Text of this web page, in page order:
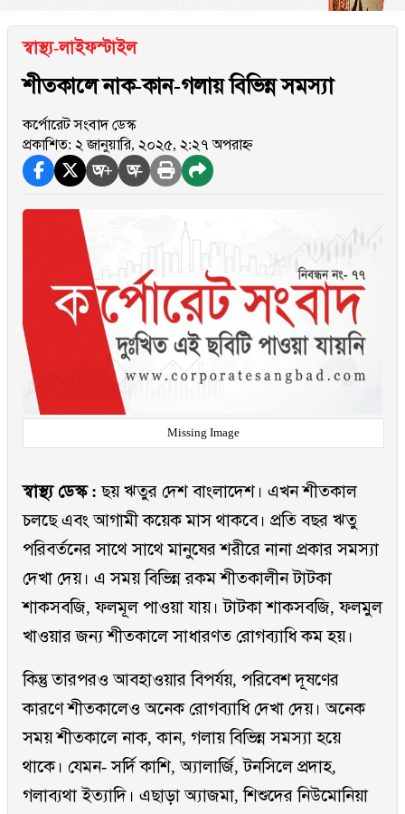
স্বাস্থ্য-লাইফস্টাইল
শীতকালে নাক-কান-গলায় বিভিন্ন সমস্যা
কর্পোরেট সংবাদ ডেস্ক
প্রকাশিত: ২ জানুয়ারি, ২০২৫, ২:২৭ অপরাহ্ন
অ+ অ-
Missing Image
স্বাস্থ্য ডেস্ক :ছয় ঋতুর দেশ বাংলাদেশ। এখন শীতকাল
চলছে এবং আগামী কয়েক মাস থাকবে। প্রতি বছর ঋতু
পরিবর্তনের সাথে সাথে মানুষের শরীরে নানা প্রকার সমস্যা
দেখা দেয়। এ সময় বিভিন্ন রকম শীতকালীন টাটকা
শাকসবজি, ফলমূল পাওয়া যায়। টাটকা শাকসবজি, ফলমুল
খাওয়ার জন্য শীতকালে সাধারণত রোগব্যাধি কম হয়।
কিন্তু তারপরও আবহাওয়ার বিপর্যয়, পরিবেশ দূষণের
কারণে শীতকালেও অনেক রোগব্যাধি দেখা দেয়। অনেক
সময় শীতকালে নাক, কান, গলায় বিভিন্ন সমস্যা হয়ে
থাকে। যেমন- সর্দি কাশি, অ্যালার্জি, টনসিলে প্রদাহ,
গলাব্যথা ইত্যাদি। এছাড়া অ্যাজমা, শিশুদের নিউমোনিয়া